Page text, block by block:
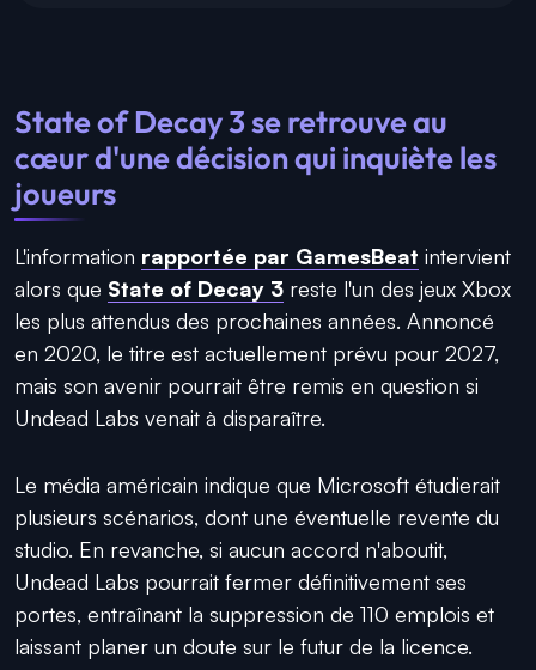
State of Decay 3 se retrouve au
cœur d'une décision qui inquiète les
joueurs
L'information rapportée par GamesBeat intervient
alors que State of Decay 3 reste l'un des jeux Xbox
les plus attendus des prochaines années. Annoncé
en 2020, le titre est actuellement prévu pour 2027,
mais son avenir pourrait être remis en question si
Undead Labs venait à disparaître.
Le média américain indique que Microsoft étudierait
plusieurs scénarios, dont une éventuelle revente du
studio. En revanche, si aucun accord n'aboutit,
Undead Labs pourrait fermer définitivement ses
portes, entraînant la suppression de 110 emplois et
laissant planer un doute sur le futur de la licence.